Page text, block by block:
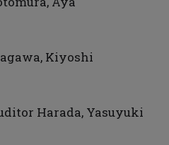
Kiyoshi
Harada, Yasuyuki